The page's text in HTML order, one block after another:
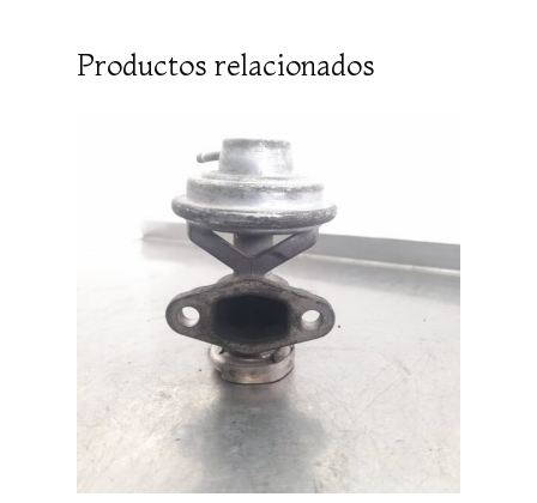
Productos relacionados